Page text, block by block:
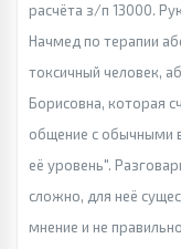
расчёта з/п 13000.
Начмед по терапии
токсичный человек,
Борисовна, которая
общение с обычными
её уровень".
сложно, для неё
мнение и не